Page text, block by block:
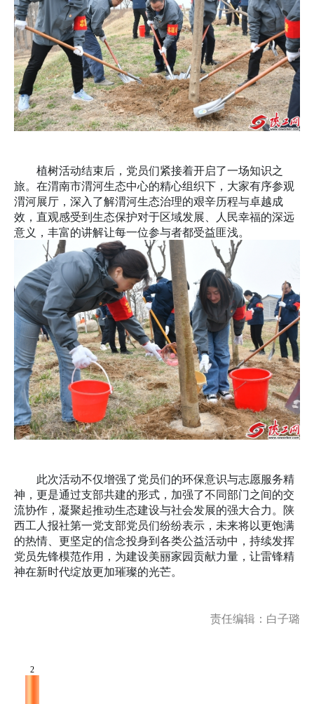
植树活动结束后，党员们紧接着开启了一场知识之
旅。在渭南市渭河生态中心的精心组织下，大家有序参观
渭河展厅，深入了解渭河生态治理的艰辛历程与卓越成
效，直观感受到生态保护对于区域发展、人民幸福的深远
意义，丰富的讲解让每一位参与者都受益匪浅。
此次活动不仅增强了党员们的环保意识与志愿服务精
神，更是通过支部共建的形式，加强了不同部门之间的交
流协作，凝聚起推动生态建设与社会发展的强大合力。陕
西工人报社第一党支部党员们纷纷表示，未来将以更饱满
的热情、更坚定的信念投身到各类公益活动中，持续发挥
党员先锋模范作用，为建设美丽家园贡献力量，让雷锋精
神在新时代绽放更加璀璨的光芒。
责任编辑：白子璐